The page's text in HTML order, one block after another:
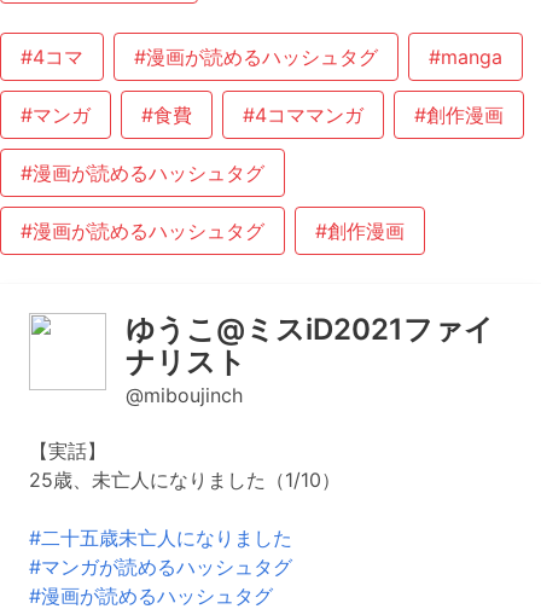
#4コマ #漫画が読めるハッシュタグ #manga
#マンガ #食費 #4コママンガ #創作漫画
#漫画が読めるハッシュタグ
#漫画が読めるハッシュタグ #創作漫画
ゆうこ@ミスiD2021ファイ
ナリスト
@miboujinch
【実話】
25歳、未亡人になりました（1/10）
#二十五歳未亡人になりました
#マンガが読めるハッシュタグ
#漫画が読めるハッシュタグ